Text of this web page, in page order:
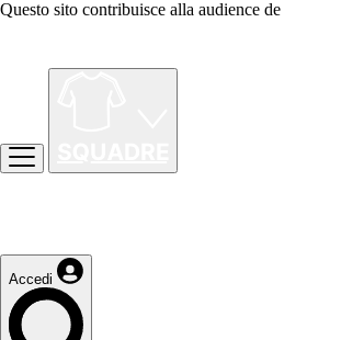
Questo sito contribuisce alla audience de
Accedi